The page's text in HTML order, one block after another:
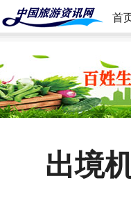
首
出境